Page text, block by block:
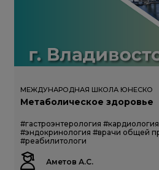
МЕЖДУНАРОДНАЯ ШКОЛА ЮНЕСКО
Метаболическое здоровье
#гастроэнтерология #кардиология
#эндокринология #врачи общей
#реабилитологи
Аметов А.С.